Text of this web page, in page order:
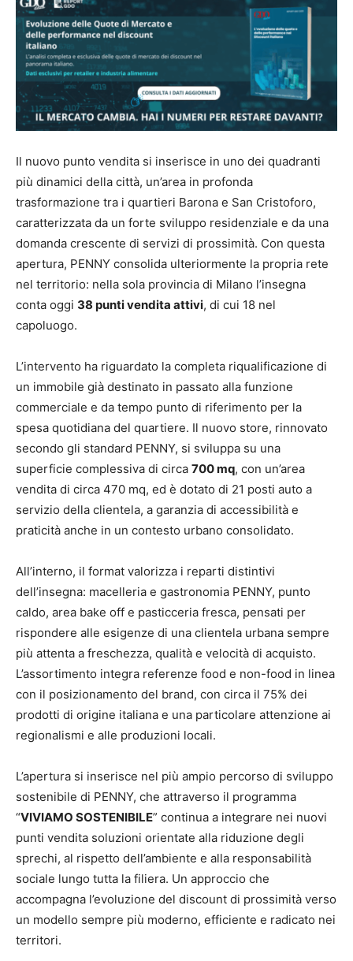
Il nuovo punto vendita si inserisce in uno dei quadranti
più dinamici della città, un’area in profonda
trasformazione tra i quartieri Barona e San Cristoforo,
caratterizzata da un forte sviluppo residenziale e da una
domanda crescente di servizi di prossimità. Con questa
apertura, PENNY consolida ulteriormente la propria rete
nel territorio: nella sola provincia di Milano l’insegna
conta oggi 38 punti vendita attivi, di cui 18 nel
capoluogo.
L’intervento ha riguardato la completa riqualificazione di
un immobile già destinato in passato alla funzione
commerciale e da tempo punto di riferimento per la
spesa quotidiana del quartiere. Il nuovo store, rinnovato
secondo gli standard PENNY, si sviluppa su una
superficie complessiva di circa 700 mq, con un’area
vendita di circa 470 mq, ed è dotato di 21 posti auto a
servizio della clientela, a garanzia di accessibilità e
praticità anche in un contesto urbano consolidato.
All’interno, il format valorizza i reparti distintivi
dell’insegna: macelleria e gastronomia PENNY, punto
caldo, area bake off e pasticceria fresca, pensati per
rispondere alle esigenze di una clientela urbana sempre
più attenta a freschezza, qualità e velocità di acquisto.
L’assortimento integra referenze food e non-food in linea
con il posizionamento del brand, con circa il 75% dei
prodotti di origine italiana e una particolare attenzione ai
regionalismi e alle produzioni locali.
L’apertura si inserisce nel più ampio percorso di sviluppo
sostenibile di PENNY, che attraverso il programma
“VIVIAMO SOSTENIBILE” continua a integrare nei nuovi
punti vendita soluzioni orientate alla riduzione degli
sprechi, al rispetto dell’ambiente e alla responsabilità
sociale lungo tutta la filiera. Un approccio che
accompagna l’evoluzione del discount di prossimità verso
un modello sempre più moderno, efficiente e radicato nei
territori.